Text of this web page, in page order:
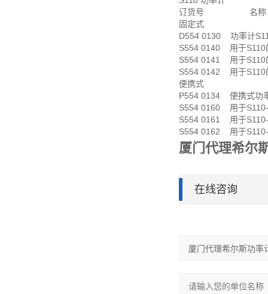
订货号 名称
固定式
D554 0130 功率计
S554 0140 用于S110
S554 0141 用于S110
S554 0142 用于S110
便携式
P554 0134 便携式功
S554 0160 用于S110-
S554 0161 用于S110-
S554 0162 用于S110-
厦门代理希尔
在线咨询